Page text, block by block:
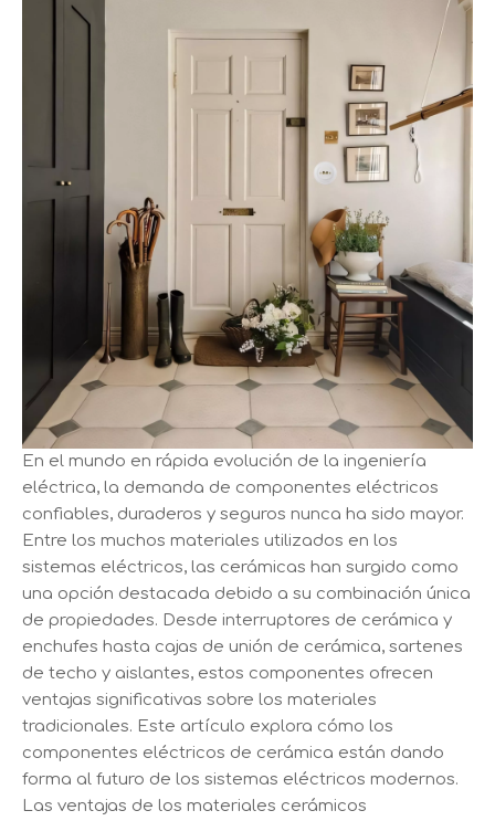
En el mundo en rápida evolución de la ingeniería
eléctrica, la demanda de componentes eléctricos
confiables, duraderos y seguros nunca ha sido mayor.
Entre los muchos materiales utilizados en los
sistemas eléctricos, las cerámicas han surgido como
una opción destacada debido a su combinación única
de propiedades. Desde interruptores de cerámica y
enchufes hasta cajas de unión de cerámica, sartenes
de techo y aislantes, estos componentes ofrecen
ventajas significativas sobre los materiales
tradicionales. Este artículo explora cómo los
componentes eléctricos de cerámica están dando
forma al futuro de los sistemas eléctricos modernos.
Las ventajas de los materiales cerámicos